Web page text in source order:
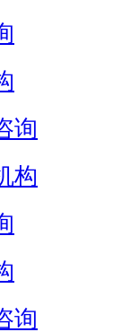
询
构
询